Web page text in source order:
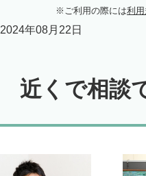
ご利用の際には利
2024年08月22日
近くで相談